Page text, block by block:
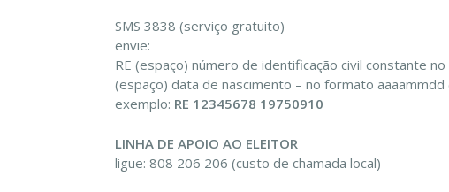
SMS 3838 (serviço gratuito)
envie:
RE (espaço) número de identificação civil constante
(espaço) data de nascimento – no formato aaaammdd
exemplo: RE 12345678 19750910
LINHA DE APOIO AO ELEITOR
ligue: 808 206 206 (custo de chamada local)